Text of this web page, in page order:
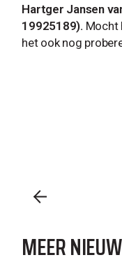
Hartger Jansen
19925189). Mocht
het ook nog
MEER